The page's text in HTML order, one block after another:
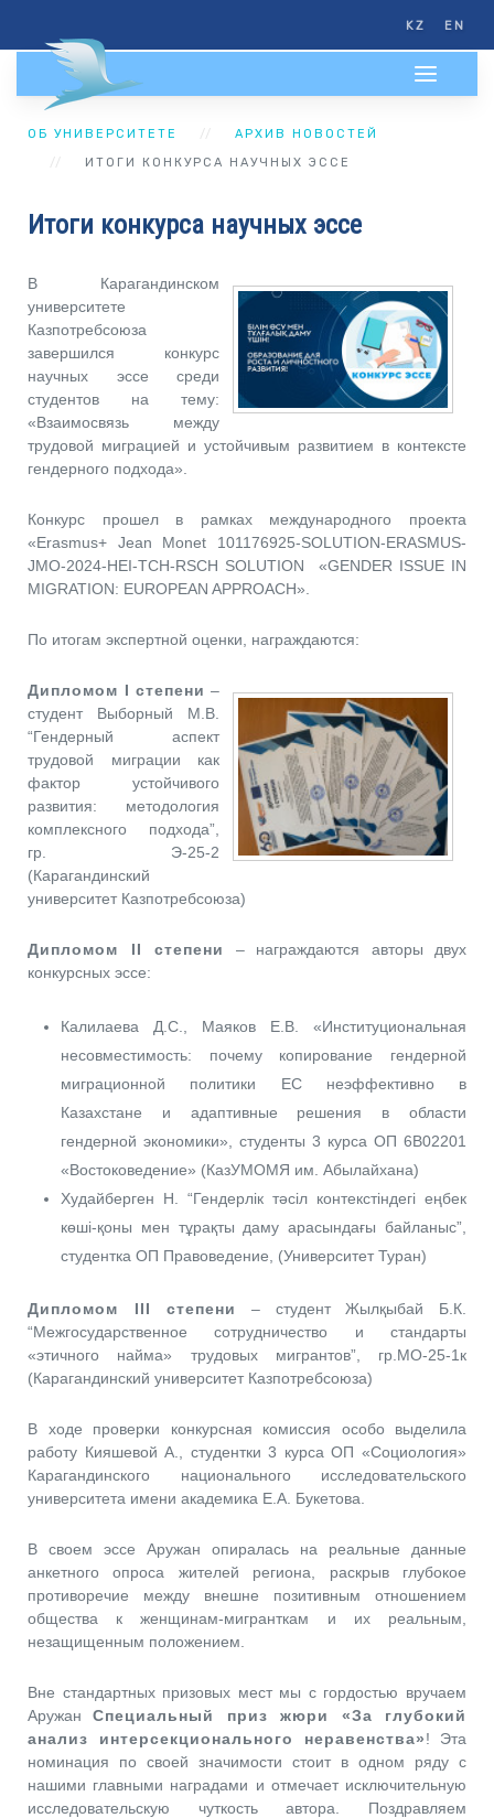
KZ EN
ОБ УНИВЕРСИТЕТЕ
АРХИВ НОВОСТЕЙ
ИТОГИ КОНКУРСА НАУЧНЫХ ЭССЕ
Итоги конкурса научных эссе
В Карагандинском
университете
Казпотребсоюза
завершился конкурс
научных эссе среди
студентов на тему:
«Взаимосвязь между
трудовой миграцией и устойчивым развитием в контексте
гендерного подхода».
Конкурс прошел в рамках международного проекта
«Erasmus+ Jean Monet 101176925-SOLUTION-ERASMUS-
JMO-2024-HEI-TCH-RSCH SOLUTION «GENDER ISSUE IN
MIGRATION: EUROPEAN APPROACH».
По итогам экспертной оценки, награждаются:
Дипломом I степени –
студент Выборный М.В.
“Гендерный аспект
трудовой миграции как
фактор устойчивого
развития: методология
комплексного подхода”,
гр. Э-25-2
(Карагандинский
университет Казпотребсоюза)
Дипломом II степени
– награждаются авторы двух
конкурсных эссе:
Калилаева Д.С., Маяков Е.В. «Институциональная
несовместимость: почему копирование гендерной
миграционной политики ЕС неэффективно в
Казахстане и адаптивные решения в области
гендерной экономики», студенты 3 курса ОП 6B02201
«Востоковедение» (КазУМОМЯ им. Абылайхана)
Худайберген Н. “Гендерлік тәсіл контекстіндегі еңбек
көші-қоны мен тұрақты даму арасындағы байланыс”,
студентка ОП Правоведение, (Университет Туран)
Дипломом III степени
– студент Жылқыбай Б.К.
“Межгосударственное сотрудничество и стандарты
«этичного найма» трудовых мигрантов”, гр.МО-25-1к
(Карагандинский университет Казпотребсоюза)
В ходе проверки конкурсная комиссия особо выделила
работу Кияшевой А., студентки 3 курса ОП «Социология»
Карагандинского национального исследовательского
университета имени академика Е.А. Букетова.
В своем эссе Аружан опиралась на реальные данные
анкетного опроса жителей региона, раскрыв глубокое
противоречие между внешне позитивным отношением
общества к женщинам-мигранткам и их реальным,
незащищенным положением.
Вне стандартных призовых мест мы с гордостью вручаем
АружанСпециальный приз жюри «За глубокий
анализ интерсекционального неравенства»! Эта
номинация по своей значимости стоит в одном ряду с
нашими главными наградами и отмечает исключительную
исследовательскую чуткость автора. Поздравляем